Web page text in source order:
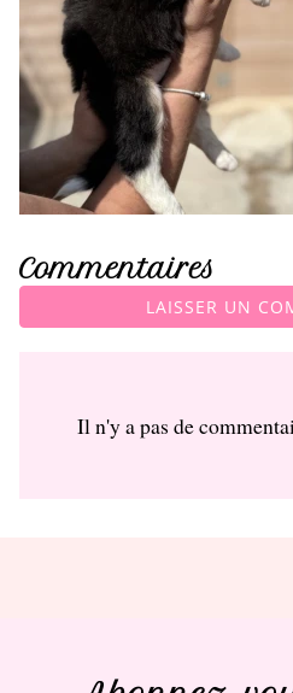
Commentaires
LAISSER UN
Il n'y a pas de